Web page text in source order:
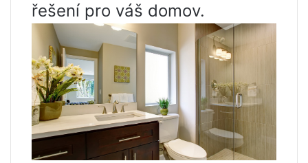
řešení pro váš domov.